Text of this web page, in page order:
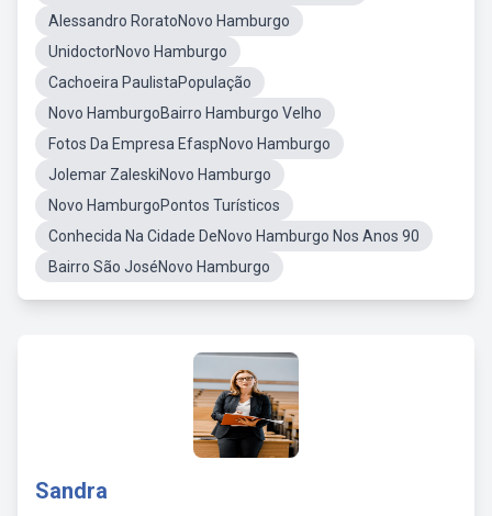
Alessandro RoratoNovo Hamburgo
UnidoctorNovo Hamburgo
Cachoeira PaulistaPopulação
Novo HamburgoBairro Hamburgo Velho
Fotos Da Empresa EfaspNovo Hamburgo
Jolemar ZaleskiNovo Hamburgo
Novo HamburgoPontos Turísticos
Conhecida Na Cidade DeNovo Hamburgo Nos Anos 90
Bairro São JoséNovo Hamburgo
Sandra